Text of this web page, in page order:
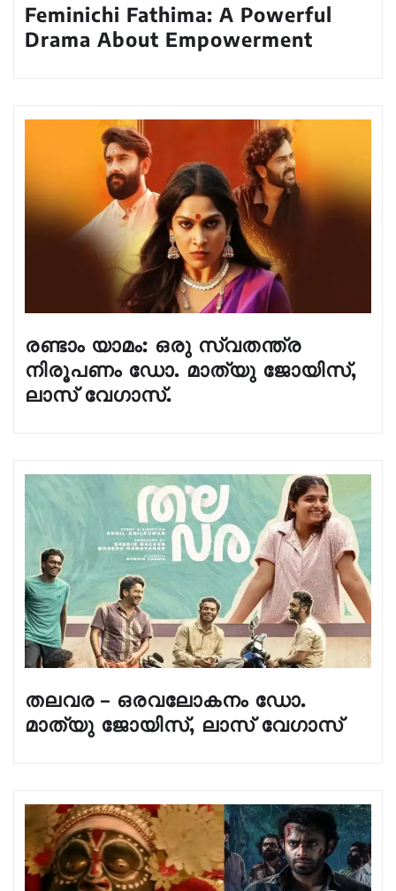
Feminichi Fathima: A Powerful
Drama About Empowerment
രണ്ടാം യാമം: ഒരു സ്വതന്ത്ര
നിരൂപണം ഡോ. മാത്യു ജോയിസ്,
ലാസ്‌ വേഗാസ്.
തലവര – ഒരവലോകനം ഡോ.
മാത്യു ജോയിസ്, ലാസ്‌ വേഗാസ്